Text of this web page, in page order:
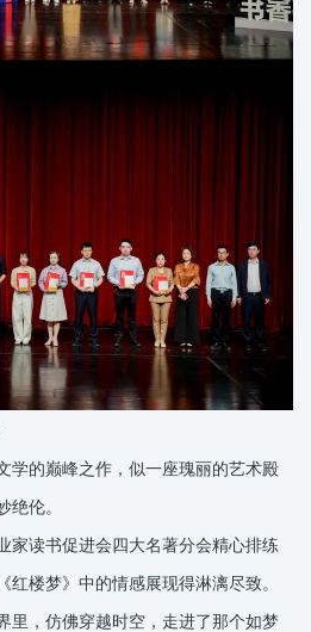
的巅峰之作，似一座瑰丽的艺术殿
伦。
读书促进会四大名著分会精心排练
楼梦》中的情感展现得淋漓尽致。
里，仿佛穿越时空，走进了那个如梦